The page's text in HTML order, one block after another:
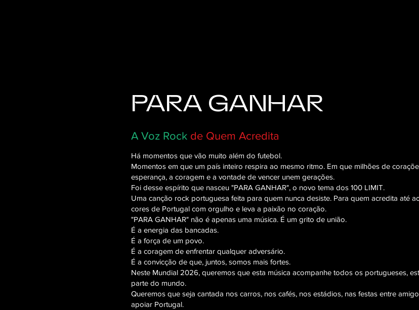
PARA GANHAR
A Voz Rock de Quem Acredita
Há momentos que vão muito além do futebol.
Momentos em que um país inteiro respira ao mesmo ritmo. Em que milhões de
esperança, a coragem e a vontade de vencer unem gerações.
Foi desse espírito que nasceu "PARA GANHAR", o novo tema dos 100 LIMIT.
Uma canção rock portuguesa feita para quem nunca desiste. Para quem acredita até
cores de Portugal com orgulho e leva a paixão no coração.
"PARA GANHAR" não é apenas uma música. É um grito de união.
É a energia das bancadas.
É a força de um povo.
É a coragem de enfrentar qualquer adversário.
É a convicção de que, juntos, somos mais fortes.
Neste Mundial 2026, queremos que esta música acompanhe todos os portugueses,
parte do mundo.
Queremos que seja cantada nos carros, nos cafés, nos estádios, nas festas entre
apoiar Portugal.